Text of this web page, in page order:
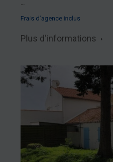
Frais d’agence inclus
Plus d'informations